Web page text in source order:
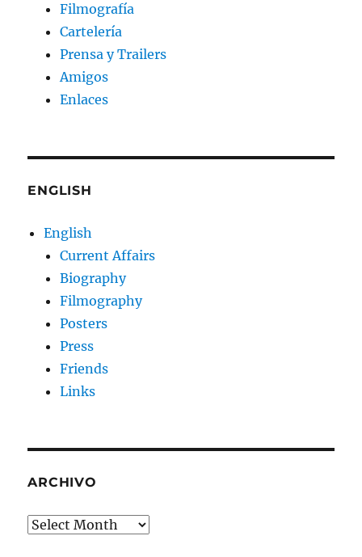
Filmografía
Cartelería
Prensa y Trailers
Amigos
Enlaces
ENGLISH
English
Current Affairs
Biography
Filmography
Posters
Press
Friends
Links
ARCHIVO
Archivo